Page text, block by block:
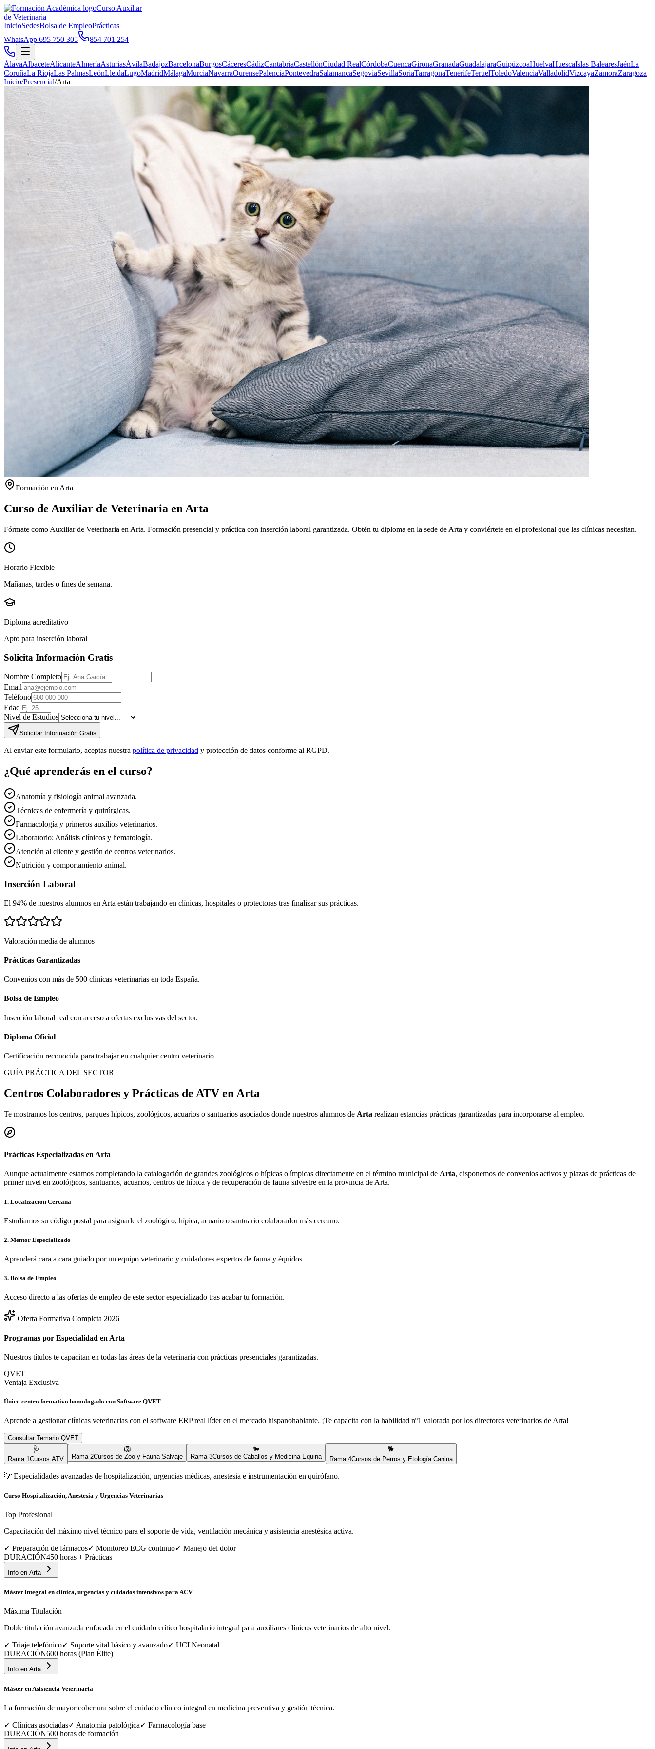
Curso Auxiliar
de Veterinaria
InicioSedesBolsa de EmpleoPrácticas
WhatsApp 695 750 305
854 701 254
ÁlavaAlbaceteAlicanteAlmeríaAsturiasÁvilaBadajozBarcelonaBurgosCáceresCádizCantabriaCastellónCiudad RealCórdobaCuencaGironaGranadaGuadalajaraGuipúzcoaHuelvaHuescaIslas BalearesJaénLa
CoruñaLa RiojaLas PalmasLeónLleidaLugoMadridMálagaMurciaNavarraOurensePalenciaPontevedraSalamancaSegoviaSevillaSoriaTarragonaTenerifeTeruelToledoValenciaValladolidVizcayaZamoraZaragoza
Inicio/Presencial/Arta
Formación en Arta
Curso de Auxiliar de Veterinaria en Arta
Fórmate como Auxiliar de Veterinaria en Arta. Formación presencial y práctica con inserción laboral garantizada. Obtén tu diploma en la sede de Arta y conviértete en el profesional que las clínicas necesitan.
Horario Flexible
Mañanas, tardes o fines de semana.
Diploma acreditativo
Apto para inserción laboral
Solicita Información Gratis
Nombre Completo
Email
Teléfono
Edad
Nivel de Estudios
Solicitar Información Gratis
Al enviar este formulario, aceptas nuestra política de privacidad y protección de datos conforme al RGPD.
¿Qué aprenderás en el curso?
Anatomía y fisiología animal avanzada.
Técnicas de enfermería y quirúrgicas.
Farmacología y primeros auxilios veterinarios.
Laboratorio: Análisis clínicos y hematología.
Atención al cliente y gestión de centros veterinarios.
Nutrición y comportamiento animal.
Inserción Laboral
El 94% de nuestros alumnos en Arta están trabajando en clínicas, hospitales o protectoras tras finalizar sus prácticas.
Valoración media de alumnos
Prácticas Garantizadas
Convenios con más de 500 clínicas veterinarias en toda España.
Bolsa de Empleo
Inserción laboral real con acceso a ofertas exclusivas del sector.
Diploma Oficial
Certificación reconocida para trabajar en cualquier centro veterinario.
GUÍA PRÁCTICA DEL SECTOR
Centros Colaboradores y Prácticas de ATV en Arta
Te mostramos los centros, parques hípicos, zoológicos, acuarios o santuarios asociados donde nuestros alumnos de Arta realizan estancias prácticas garantizadas para incorporarse al empleo.
Prácticas Especializadas en Arta
Aunque actualmente estamos completando la catalogación de grandes zoológicos o hípicas olímpicas directamente en el término municipal de Arta, disponemos de convenios activos y plazas de prácticas de
primer nivel en zoológicos, santuarios, acuarios, centros de hípica y de recuperación de fauna silvestre en la provincia deArta.
1. Localización Cercana
Estudiamos su código postal para asignarle el zoológico, hípica, acuario o santuario colaborador más cercano.
2. Mentor Especializado
Aprenderá cara a cara guiado por un equipo veterinario y cuidadores expertos de fauna y équidos.
3. Bolsa de Empleo
Acceso directo a las ofertas de empleo de este sector especializado tras acabar tu formación.
Oferta Formativa Completa 2026
Programas por Especialidad en Arta
Nuestros títulos te capacitan en todas las áreas de la veterinaria con prácticas presenciales garantizadas.
QVET
Ventaja Exclusiva
Único centro formativo homologado con Software QVET
Aprende a gestionar clínicas veterinarias con el software ERP real líder en el mercado hispanohablante. ¡Te capacita con la habilidad nº1 valorada por los directores veterinarios de Arta!
Consultar Temario QVET
🩺
Rama 1Cursos ATV
🦁
Rama 2Cursos de Zoo y Fauna Salvaje
🐎
Rama 3Cursos de Caballos y Medicina Equina
🐕
Rama 4Cursos de Perros y Etología Canina
💡 Especialidades avanzadas de hospitalización, urgencias médicas, anestesia e instrumentación en quirófano.
Curso Hospitalización, Anestesia y Urgencias Veterinarias
Top Profesional
Capacitación del máximo nivel técnico para el soporte de vida, ventilación mecánica y asistencia anestésica activa.
✓ Preparación de fármacos✓ Monitoreo ECG continuo✓ Manejo del dolor
DURACIÓN450 horas + Prácticas
Info en Arta
Máster integral en clínica, urgencias y cuidados intensivos para ACV
Máxima Titulación
Doble titulación avanzada enfocada en el cuidado crítico hospitalario integral para auxiliares clínicos veterinarios de alto nivel.
✓ Triaje telefónico✓ Soporte vital básico y avanzado✓ UCI Neonatal
DURACIÓN600 horas (Plan Élite)
Info en Arta
Máster en Asistencia Veterinaria
La formación de mayor cobertura sobre el cuidado clínico integral en medicina preventiva y gestión técnica.
✓ Clínicas asociadas✓ Anatomía patológica✓ Farmacología base
DURACIÓN500 horas de formación